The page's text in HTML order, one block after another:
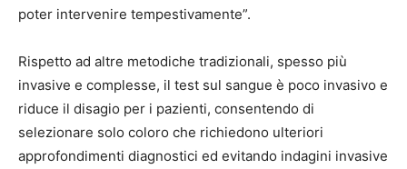
poter intervenire tempestivamente”.
Rispetto ad altre metodiche tradizionali, spesso più
invasive e complesse, il test sul sangue è poco invasivo e
riduce il disagio per i pazienti, consentendo di
selezionare solo coloro che richiedono ulteriori
approfondimenti diagnostici ed evitando indagini invasive